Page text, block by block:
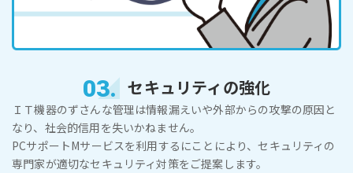
03. セキュリティの強化
ＩＴ機器のずさんな管理は情報漏えいや外部からの攻撃の原因と
なり、社会的信用を失いかねません。
PCサポートMサービスを利用するにことにより、セキュリティの
専門家が適切なセキュリティ対策をご提案します。